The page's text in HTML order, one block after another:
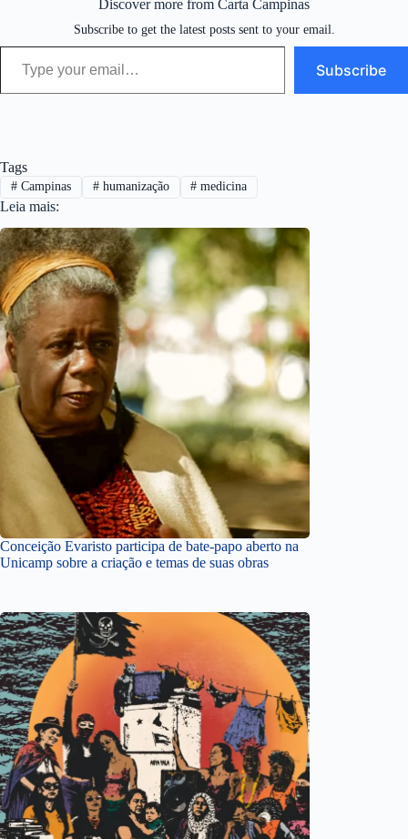
Discover more from Carta Campinas
Subscribe to get the latest posts sent to your email.
Type your email…
Subscribe
Tags
#Campinas #humanização # medicina
Leia mais:
Conceição Evaristo participa de bate-papo aberto na
Unicamp sobre a criação e temas de suas obras